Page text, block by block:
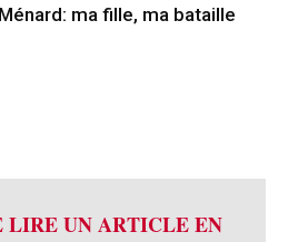
ma fille, ma bataille
LIRE UN ARTICLE EN